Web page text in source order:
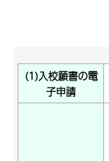
(1)入校願書の電
子申請